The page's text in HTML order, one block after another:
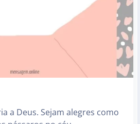
a Deus. Sejam alegres como